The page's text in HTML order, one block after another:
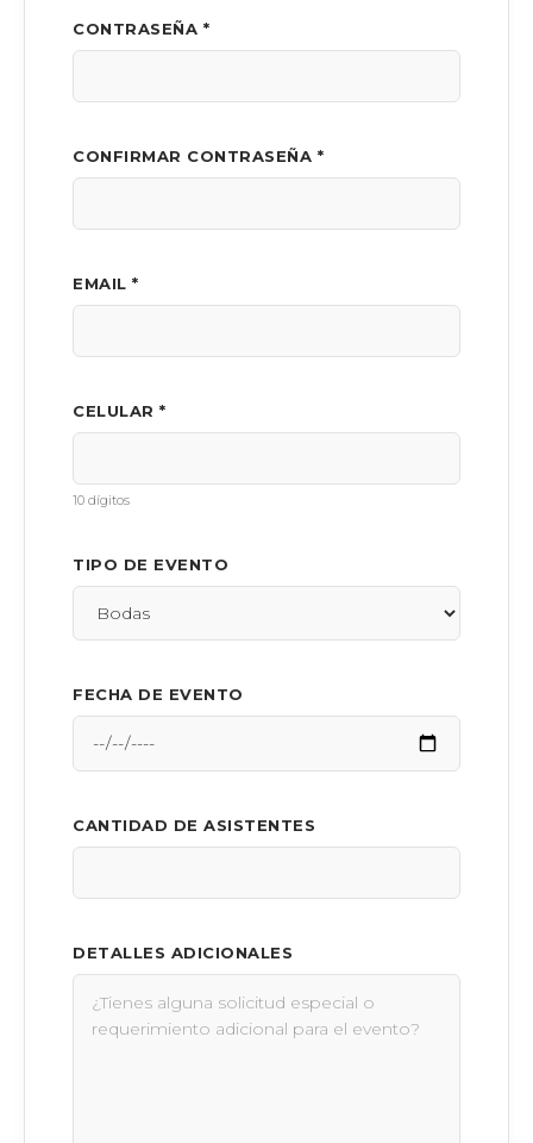
CONTRASEÑA *
CONFIRMAR CONTRASEÑA *
EMAIL *
CELULAR *
10 dígitos
TIPO DE EVENTO
FECHA DE EVENTO
CANTIDAD DE ASISTENTES
DETALLES ADICIONALES